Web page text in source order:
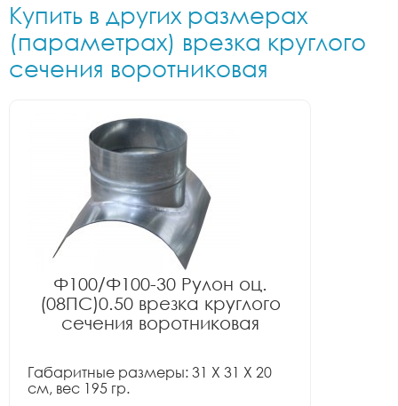
Купить в других размерах
(параметрах) врезка круглого
сечения воротниковая
Ф100/Ф100-30 Рулон оц.
(08ПС)0.50 врезка круглого
сечения воротниковая
Габаритные размеры: 31 X 31 X 20
см, вес 195 гр.